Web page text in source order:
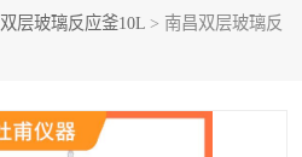
双层玻璃反应釜10L > 南昌双层玻璃反
双层玻璃反应釜10L
五抽头循环水真空泵